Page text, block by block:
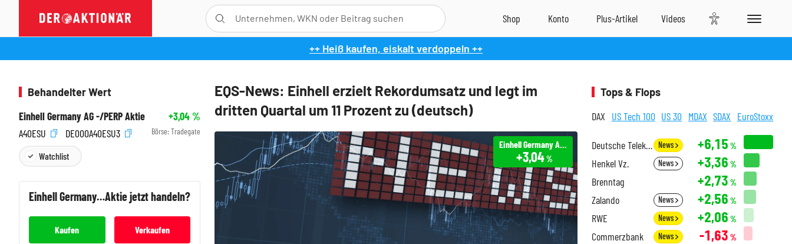
++ Heiß kaufen, eiskalt verdoppeln ++
EQS-News: Einhell erzielt Rekordumsatz und legt im
dritten Quartal um 11 Prozent zu (deutsch)
Einhell Germany AG -/PERP
+3,04 %
Behandelter Wert
Einhell Germany AG -/PERP Aktie
+3,04%
A40ESU
DE000A40ESU3 Börse: Tradegate
Watchlist
Einhell Germany AG -/PERPAktie jetzt handeln?
Kaufen Verkaufen
Tops & Flops
DAX US Tech 100 US 30 MDAX SDAX EuroStoxx
Deutsche Telekom News +6,15 %
Henkel Vz. News +3,36 %
Brenntag +2,73 %
Zalando News +2,56 %
RWE News +2,06 %
Commerzbank News -1,63 %